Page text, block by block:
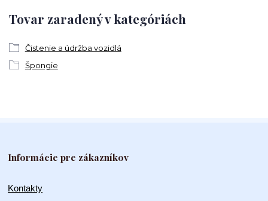
Tovar zaradený v kategóriách
Čistenie a údržba vozidlá
Špongie
Informácie pre zákazníkov
Kontakty